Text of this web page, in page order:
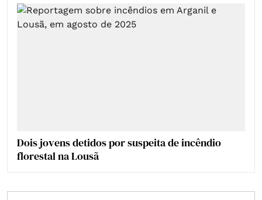
Dois jovens detidos por suspeita de incêndio
florestal na Lousã